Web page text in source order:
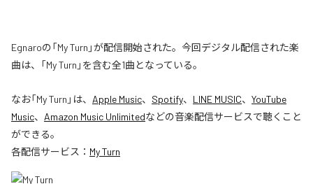
Egnaroの「My Turn」が配信開始された。今回デジタル配信された楽
曲は、「My Turn」を含む全1曲となっている。
なお「My Turn 」は、 Apple Music、 Spotify、 LINE MUSIC、 YouTube
Music、 Amazon Music Unlimitedなどの音楽配信サービスで聴くこと
ができる。
各配信サービス： My Turn